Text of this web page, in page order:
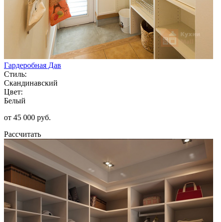
Гардеробная Дав
Стиль:
Скандинавский
Цвет:
Белый
от 45 000 руб.
Рассчитать